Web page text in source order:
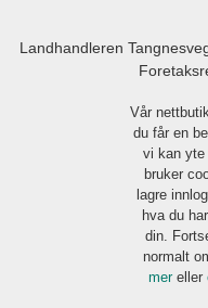
Landhandleren
Vår
du får en
vi kan yte
bruker
lagre
hva du
din.
normalt
mer eller